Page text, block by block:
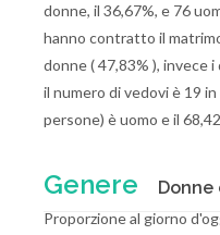
donne, il 36,67%, e 76
hanno contratto il
donne ( 47,83% ), invece
il numero di vedovi è 19
persone) è uomo e il
Genere Donne
Proporzione al giorno